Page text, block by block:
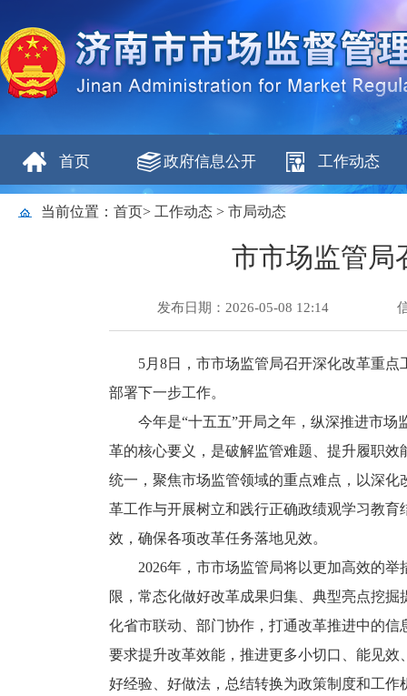
首页 政府信息公开 工作动态
当前位置： 首页> 工作动态 > 市局动态
市市场监管局
发布日期：2026-05-08 12:14
5月8日，市市场监管局召开深化改革重
部署下一步工作。
今年是“十五五”开局之年，纵深推进市
革的核心要义，是破解监管难题、提升履职
统一，聚焦市场监管领域的重点难点，以深
革工作与开展树立和践行正确政绩观学习教
效，确保各项改革任务落地见效。
2026年，市市场监管局将以更加高效的
限，常态化做好改革成果归集、典型亮点挖
化省市联动、部门协作，打通改革推进中的
要求提升改革效能，推进更多小切口、能见
好经验、好做法，总结转换为政策制度和工